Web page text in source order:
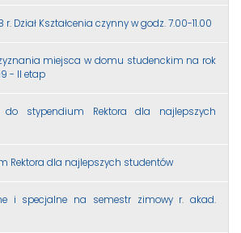
Dział Kształcenia czynny w godz. 7.00-11.00
miejsca w domu studenckim na rok
- II etap
do stypendium Rektora dla najlepszych
Rektora dla najlepszych studentów
i specjalne na semestr zimowy r. akad.